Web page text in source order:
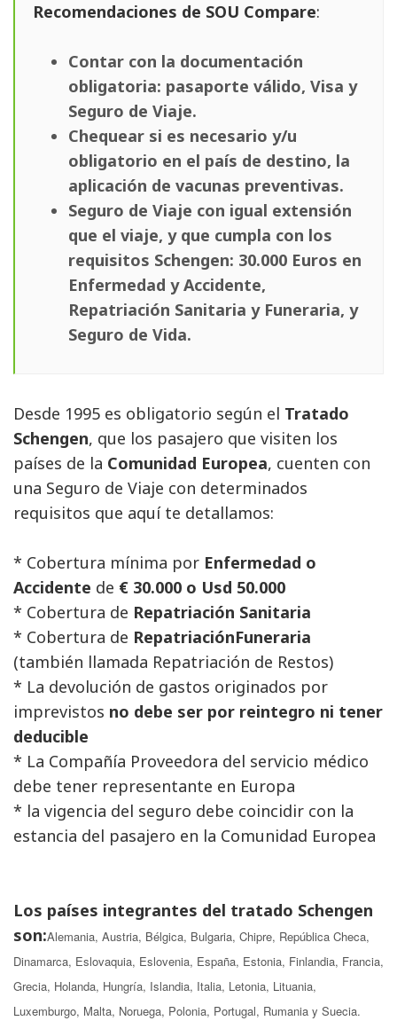
Recomendaciones de SOU Compare:
Contar con la documentación
obligatoria: pasaporte válido, Visa y
Seguro de Viaje.
Chequear si es necesario y/u
obligatorio en el país de destino, la
aplicación de vacunas preventivas.
Seguro de Viaje con igual extensión
que el viaje, y que cumpla con los
requisitos Schengen: 30.000 Euros en
Enfermedad y Accidente,
Repatriación Sanitaria y Funeraria, y
Seguro de Vida.
Desde 1995 es obligatorio según el Tratado
Schengen, que los pasajero que visiten los
países de la Comunidad Europea, cuenten con
una Seguro de Viaje con determinados
requisitos que aquí te detallamos:
* Cobertura mínima por Enfermedad o
Accidente de € 30.000 o Usd 50.000
* Cobertura de Repatriación Sanitaria
* Cobertura de RepatriaciónFuneraria
(también llamada Repatriación de Restos)
* La devolución de gastos originados por
imprevistos no debe ser por reintegro ni tener
deducible
* La Compañía Proveedora del servicio médico
debe tener representante en Europa
* la vigencia del seguro debe coincidir con la
estancia del pasajero en la Comunidad Europea
Los países integrantes del tratado Schengen
son:Alemania, Austria, Bélgica, Bulgaria, Chipre, República Checa,
Dinamarca, Eslovaquia, Eslovenia, España, Estonia, Finlandia, Francia,
Grecia, Holanda, Hungría, Islandia, Italia, Letonia, Lituania,
Luxemburgo, Malta, Noruega, Polonia, Portugal, Rumania y Suecia.